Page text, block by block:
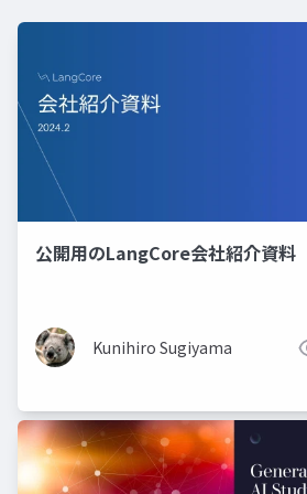
公開用のLangCore会社紹介資料
Kunihiro Sugiyama